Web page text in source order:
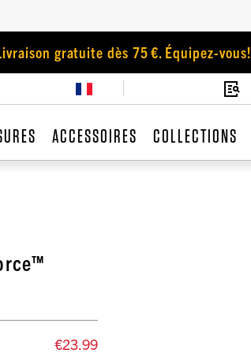
gratuite dès 75 €. Équipez-vous!
ACCESSOIRES COLLECTIONS
€23.99